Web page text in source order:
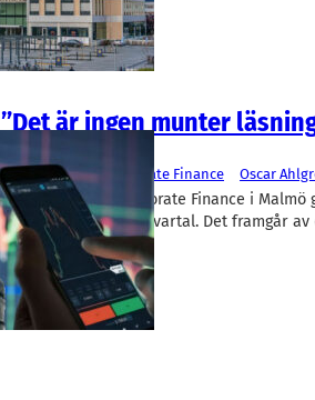
”Det är ingen munter
Västra Hamnen Corporate Finance
Oscar
Västra Hamnen Corporate Finance i
år förlust under ett kvartal. Det framgår av
Oscar…